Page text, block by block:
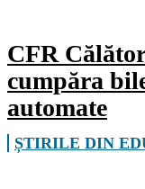
CFR
cumpăra
automate
ȘTIRILE DIN